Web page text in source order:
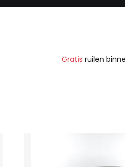
Gratis ruilen